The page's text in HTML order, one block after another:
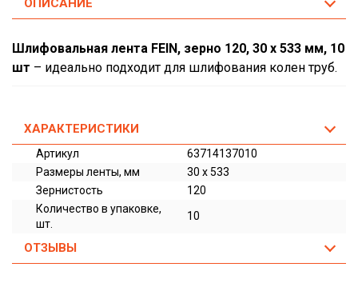
ОПИСАНИЕ
Шлифовальная лента FEIN, зерно 120, 30 x 533 мм, 10
шт – идеально подходит для шлифования колен труб.
ХАРАКТЕРИСТИКИ
Артикул
63714137010
Размеры ленты, мм
30 x 533
Зернистость
120
Количество в упаковке,
шт.
10
ОТЗЫВЫ